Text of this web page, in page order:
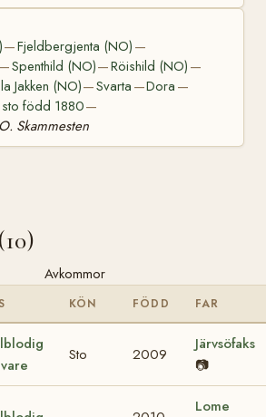
—Fjeldbergjenta (NO) —
—Spenthild (NO)—Röishild (NO) —
Jakken (NO)—Svarta —Dora —
sto född 1880—
Skammesten
Avkommor
KÖN FÖDD FAR
Sto 2009
Järvsöfaks
📷
Lome